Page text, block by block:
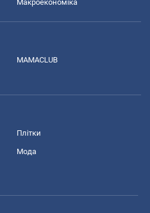
Макроекономіка
MAMACLUB
Плітки
Мода